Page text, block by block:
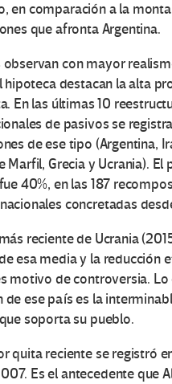
en comparación a la
que afronta Argentina.
observan con mayor
hipoteca destacan la alta
En las últimas 10
de pasivos se
de ese tipo (Argentina,
Marfil, Grecia y Ucrania). El
40%, en las 187
concretadas
reciente de Ucrania
esa media y la reducción
motivo de controversia.
de ese país es la
soporta su pueblo.
quita reciente se registró
Es el antecedente que